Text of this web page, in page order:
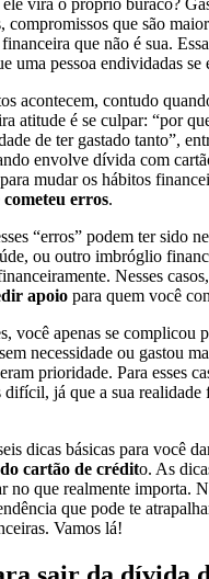
compromissos que são
que não é sua.
uma pessoa endividadas se
acontecem, contudo
atitude é se culpar: “por
de ter gastado tanto”,
envolve dívida com
mudar os hábitos
cometeu erros.
“erros” podem ter sido
ou outro imbróglio
Nesses
apoio para quem você
você apenas se complicou
necessidade ou gastou
prioridade. Para esses
difícil, já que a sua realidade
dicas básicas para você
cartão de crédito. As
no que realmente importa.
que pode te
Vamos lá!